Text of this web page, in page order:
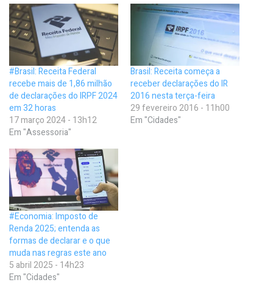
#Brasil: Receita Federal
recebe mais de 1,86 milhão
de declarações do IRPF 2024
em 32 horas
17 março 2024 - 13h12
Em "Assessoria"
Brasil: Receita começa a
receber declarações do IR
2016 nesta terça-feira
29 fevereiro 2016 - 11h00
Em "Cidades"
#Economia: Imposto de
Renda 2025; entenda as
formas de declarar e o que
muda nas regras este ano
5 abril 2025 - 14h23
Em "Cidades"